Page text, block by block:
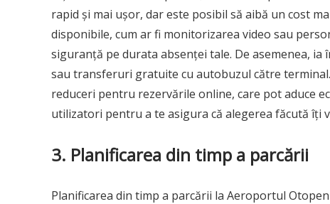
rapid și mai ușor, dar este posibil să aibă un cost
disponibile, cum ar fi monitorizarea video sau
siguranță pe durata absenței tale. De asemenea,
sau transferuri gratuite cu autobuzul către
reduceri pentru rezervările online, care pot aduce
utilizatori pentru a te asigura că alegerea făcută îți
3. Planificarea din timp a parcării
Planificarea din timp a parcării la Aeroportul